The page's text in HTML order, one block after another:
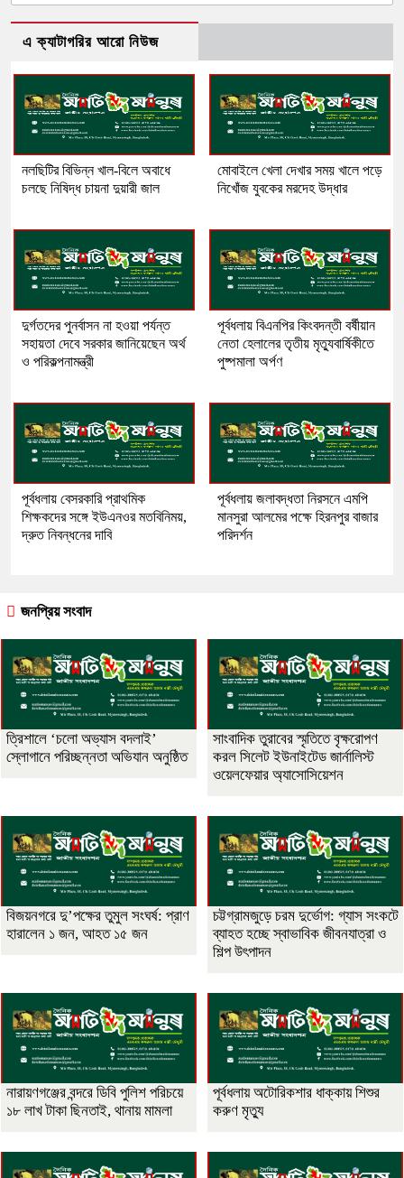
এ ক্যাটাগরির আরো নিউজ
নলছিটির বিভিন্ন খাল-বিলে অবাধে
চলছে নিষিদ্ধ চায়না দুয়ারী জাল
​মোবাইলে খেলা দেখার সময় খালে পড়ে
নিখোঁজ যুবকের মরদেহ উদ্ধার
দুর্গতদের পুনর্বাসন না হওয়া পর্যন্ত
সহায়তা দেবে সরকার জানিয়েছেন অর্থ
ও পরিকল্পনামন্ত্রী
পূর্বধলায় বিএনপির কিংবদন্তী বর্ষীয়ান
নেতা হেলালের তৃতীয় মৃত্যুবার্ষিকীতে
পুষ্পমালা অর্পণ
​পূর্বধলায় বেসরকারি প্রাথমিক
শিক্ষকদের সঙ্গে ইউএনওর মতবিনিময়,
দ্রুত নিবন্ধনের দাবি
পূর্বধলায় জলাবদ্ধতা নিরসনে এমপি
মানসুরা আলমের পক্ষে হিরনপুর বাজার
পরিদর্শন
জনপ্রিয় সংবাদ
‎ত্রিশালে ‘চলো অভ্যাস বদলাই’
স্লোগানে পরিচ্ছন্নতা অভিযান অনুষ্ঠিত
সাংবাদিক তুরাবের স্মৃতিতে বৃক্ষরোপণ
করল সিলেট ইউনাইটেড জার্নালিস্ট
ওয়েলফেয়ার অ্যাসোসিয়েশন
বিজয়নগরে দু’পক্ষের তুমুল সংঘর্ষ: প্রাণ
হারালেন ১ জন, আহত ১৫ জন
চট্টগ্রামজুড়ে চরম দুর্ভোগ: গ্যাস সংকটে
ব্যাহত হচ্ছে স্বাভাবিক জীবনযাত্রা ও
শিল্প উৎপাদন
নারায়ণগঞ্জের বন্দরে ডিবি পুলিশ পরিচয়ে
১৮ লাখ টাকা ছিনতাই, থানায় মামলা
পূর্বধলায় অটোরিকশার ধাক্কায় শিশুর
করুণ মৃত্যু